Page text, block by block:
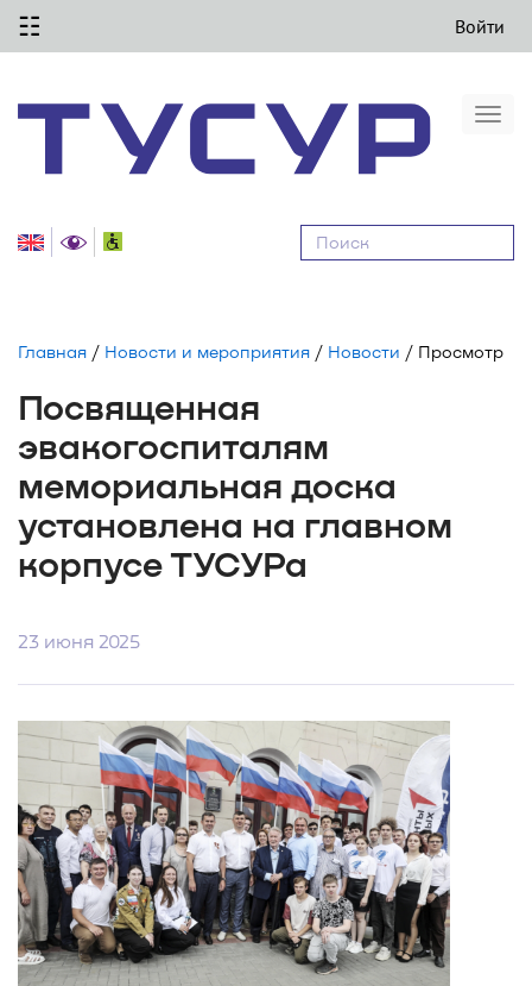
☷ Войти
Главная / Новости и мероприятия / Новости / Просмотр
Посвященная
эвакогоспиталям
мемориальная доска
установлена на главном
корпусе ТУСУРа
23 июня 2025